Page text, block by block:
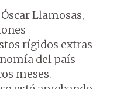
Llamosas,
rígidos extras
del país
meses.